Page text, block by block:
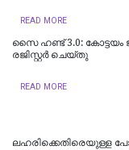
READ MORE
സൈ ഹണ്ട് 3.0:
രജിസ്റ്റർ ചെയ്തു
READ MORE
ലഹരിക്കെതിരെയുള്ള